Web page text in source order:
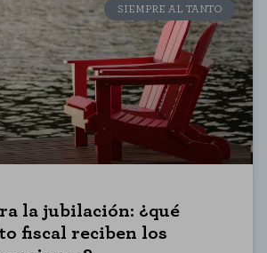
SIEMPRE AL TANTO
la jubilación: ¿qué
fiscal reciben los